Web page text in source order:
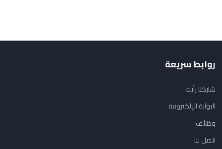
روابط سريعة
شاركنا رأيك
البوابة الإلكترونية
وظائف
اتصل بنا